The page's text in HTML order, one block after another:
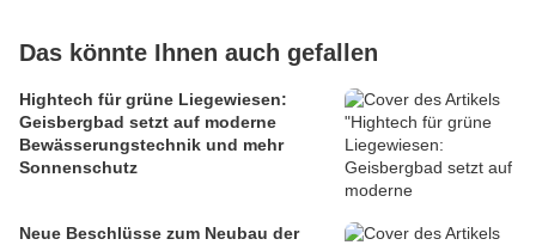
Das könnte Ihnen auch gefallen
Hightech für grüne Liegewiesen:
Geisbergbad setzt auf moderne
Bewässerungstechnik und mehr
Sonnenschutz
Neue Beschlüsse zum Neubau der